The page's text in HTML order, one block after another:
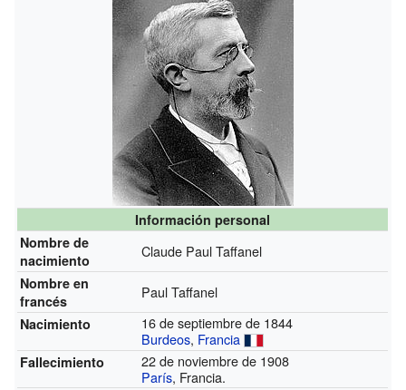
Información personal
Nombre de
nacimiento
Claude Paul Taffanel
Nombre en
francés
Paul Taffanel
Nacimiento
16 de septiembre de 1844
Burdeos, Francia
Fallecimiento
22 de noviembre de 1908
París, Francia.